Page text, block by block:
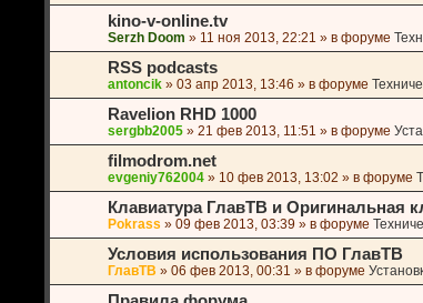
kino-v-online.tv
Serzh Doom » 11 ноя 2013, 22:21 » в форуме
RSS podcasts
antoncik » 03 апр 2013, 13:46 » в форуме
Ravelion RHD 1000
sergbb2005 » 21 фев 2013, 11:51 » в форуме
filmodrom.net
evgeniy762004 » 10 фев 2013, 13:02 » в форуме
Клавиатура ГлавТВ и Оригинальная
Pokrass » 09 фев 2013, 03:39 » в форуме
Условия использования ПО ГлавТВ
ГлавТВ » 06 фев 2013, 00:31 » в форуме